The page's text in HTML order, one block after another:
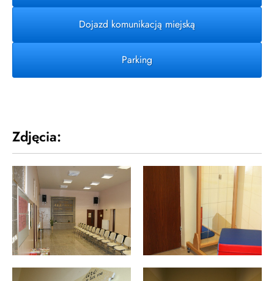
Dojazd komunikacją miejską
Parking
Zdjęcia: